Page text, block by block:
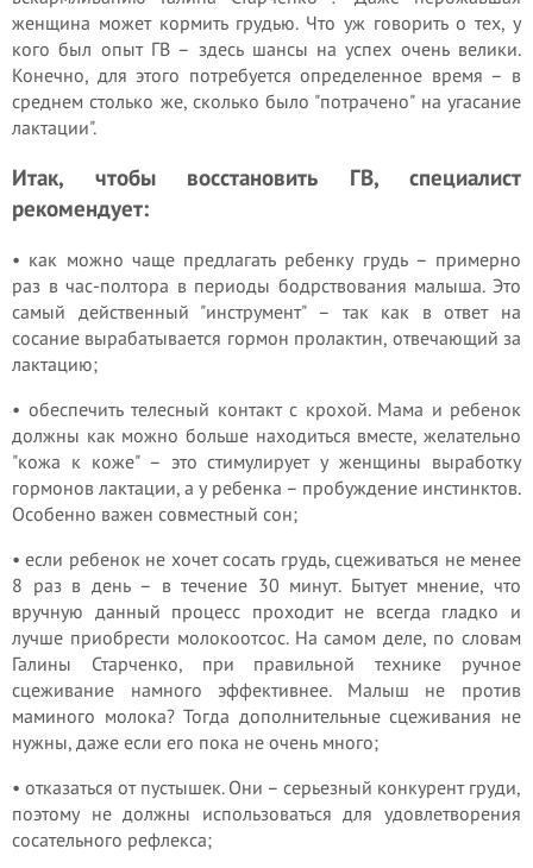
женщина может кормить грудью. Что уж говорить о тех, у
кого был опыт ГВ – здесь шансы на успех очень велики.
Конечно, для этого потребуется определенное время – в
среднем столько же, сколько было "потрачено" на угасание
лактации".
Итак, чтобы восстановить ГВ, специалист
рекомендует:
• как можно чаще предлагать ребенку грудь – примерно
раз в час-полтора в периоды бодрствования малыша. Это
самый действенный "инструмент" – так как в ответ на
сосание вырабатывается гормон пролактин, отвечающий за
лактацию;
• обеспечить телесный контакт с крохой. Мама и ребенок
должны как можно больше находиться вместе, желательно
"кожа к коже" – это стимулирует у женщины выработку
гормонов лактации, а у ребенка – пробуждение инстинктов.
Особенно важен совместный сон;
• если ребенок не хочет сосать грудь, сцеживаться не менее
8 раз в день – в течение 30 минут. Бытует мнение, что
вручную данный процесс проходит не всегда гладко и
лучше приобрести молокоотсос. На самом деле, по словам
Галины Старченко, при правильной технике ручное
сцеживание намного эффективнее. Малыш не против
маминого молока? Тогда дополнительные сцеживания не
нужны, даже если его пока не очень много;
• отказаться от пустышек. Они – серьезный конкурент груди,
поэтому не должны использоваться для удовлетворения
сосательного рефлекса;